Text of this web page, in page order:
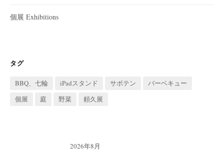
個展 Exhibitions
タグ
BBQ、七輪 iPadスタンド サボテン
バーベキュー
個展
庭 野菜 頼久展
2026年8月